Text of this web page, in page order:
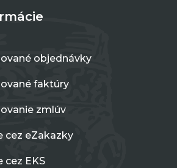
objednávky
faktúry
zmlúv
cez eZakazky
cez EKS